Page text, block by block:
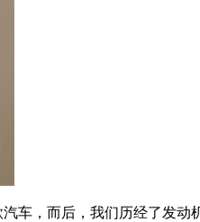
，而后，我们历经了发动